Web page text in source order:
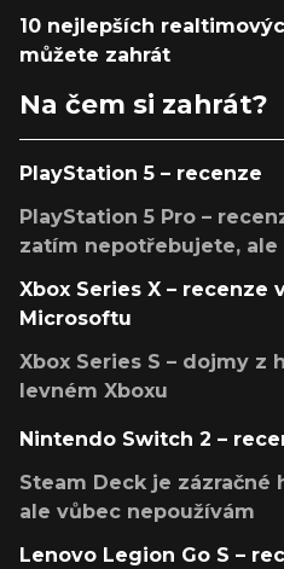
10 nejlepších
můžete zahrát
Na čem si zahrát?
PlayStation 5 – recenze
PlayStation 5 Pro –
zatím nepotřebujete, ale
Xbox Series X – recenze
Microsoftu
Xbox Series S – dojmy z
levném Xboxu
Nintendo Switch 2 –
Steam Deck je zázračné
ale vůbec nepoužívám
Lenovo Legion Go S –